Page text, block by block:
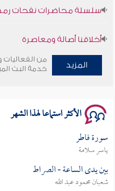
سلسلة محاضرات نفحات رمضانية
أخلاقنا أصالة ومعاصرة
وأمنهم من خوف 9
المزيد
من الفعاليات
خدمة البث
الأكثر استماعا لهذا الشهر
سورة فاطر
ياسر سلامة
بين يدى الساعة - الصراط
شعبان محمود عبد الله